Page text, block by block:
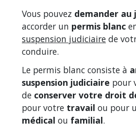
Vous pouvez demander au
accorder un permis blanc
suspension judiciaire de
conduire.
Le permis blanc consiste à
suspension judiciaire pour
de conserver votre droit
pour votre travail ou pour
médical ou familial.